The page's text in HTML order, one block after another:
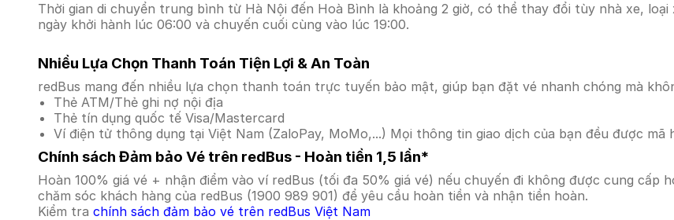
Thời gian di chuyển trung bình từ Hà Nội đến Hoà Bình là khoảng 2 giờ, có thể thay đổi tùy nhà xe,
ngày khởi hành lúc 06:00 và chuyến cuối cùng vào lúc 19:00.
Nhiều Lựa Chọn Thanh Toán Tiện Lợi & An Toàn
redBus mang đến nhiều lựa chọn thanh toán trực tuyến bảo mật, giúp bạn đặt vé nhanh chóng mà
Thẻ ATM/Thẻ ghi nợ nội địa
Thẻ tín dụng quốc tế Visa/Mastercard
Ví điện tử thông dụng tại Việt Nam (ZaloPay, MoMo,...) Mọi thông tin giao dịch của bạn đều được mã
Chính sách Đảm bảo Vé trên redBus - Hoàn tiền 1,5 lần*
Hoàn 100% giá vé + nhận điểm vào ví redBus (tối đa 50% giá vé) nếu chuyến đi không được cung cấp
chăm sóc khách hàng của redBus (1900 989 901) để yêu cầu hoàn tiền và nhận tiền hoàn.
Kiểm tra chính sách đảm bảo vé trên redBus Việt Nam